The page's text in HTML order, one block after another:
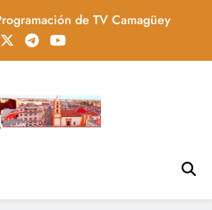
de TV Camagüey
Camagüey,
y entretiene con contenidos